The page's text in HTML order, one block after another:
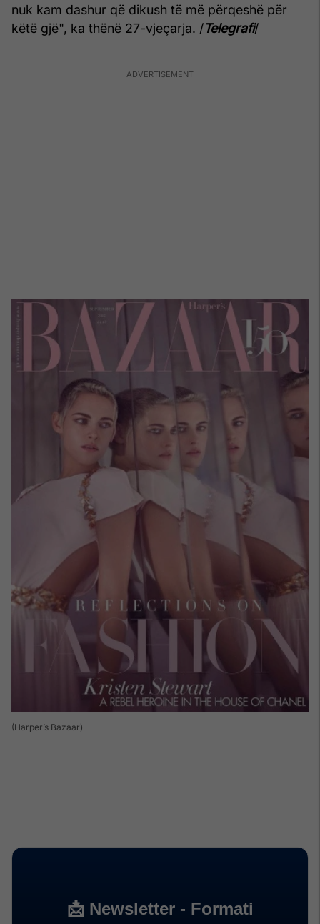
nuk kam dashur që dikush të më përqeshë për
këtë gjë", ka thënë 27-vjeçarja. /Telegrafi/
(Harper’s Bazaar)